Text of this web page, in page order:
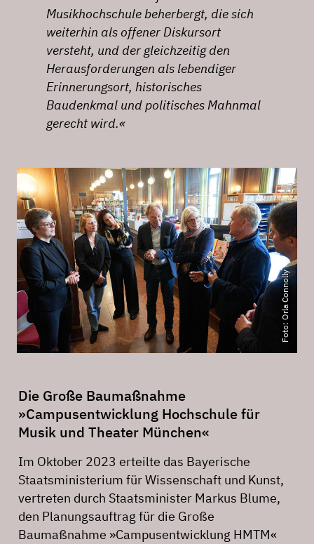
Musikhochschule beherbergt, die sich
weiterhin als offener Diskursort
versteht, und der gleichzeitig den
Herausforderungen als lebendiger
Erinnerungsort, historisches
Baudenkmal und politisches Mahnmal
gerecht wird.«
Foto: Orla Connolly
Die Große Baumaßnahme
»Campusentwicklung Hochschule für
Musik und Theater München«
Im Oktober 2023 erteilte das Bayerische
Staatsministerium für Wissenschaft und Kunst,
vertreten durch Staatsminister Markus Blume,
den Planungsauftrag für die Große
Baumaßnahme »Campusentwicklung HMTM«